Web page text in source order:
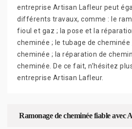
entreprise Artisan Lafleur peut
différents travaux, comme : le
fioul et gaz ; la pose et la
cheminée ; le tubage de cheminée
cheminée ; la réparation de
cheminée. De ce fait, n’hésitez
entreprise Artisan Lafleur.
Ramonage de cheminée fiable avec